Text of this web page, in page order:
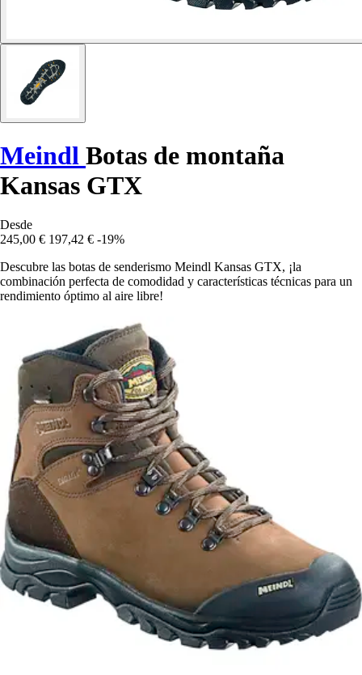
Meindl Botas de montaña
Kansas GTX
Desde
245,00 € 197,42 € -19%
Descubre las botas de senderismo Meindl Kansas GTX, ¡la
combinación perfecta de comodidad y características técnicas para un
rendimiento óptimo al aire libre!